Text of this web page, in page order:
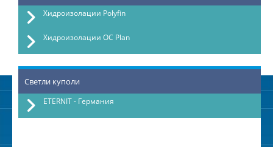
Хидроизолации Polyfin
Хидроизолации OC Plan
Светли куполи
ETERNIT - Германия